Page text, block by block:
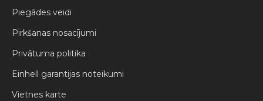
Piegādes veidi
Pirkšanas nosacījumi
Privātuma politika
Einhell garantijas noteikumi
Vietnes karte